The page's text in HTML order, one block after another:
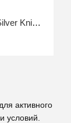
активного
условий.
Тактический штурмовой рюкзак Silver Knight 22 л (50×36×12 см) Олива